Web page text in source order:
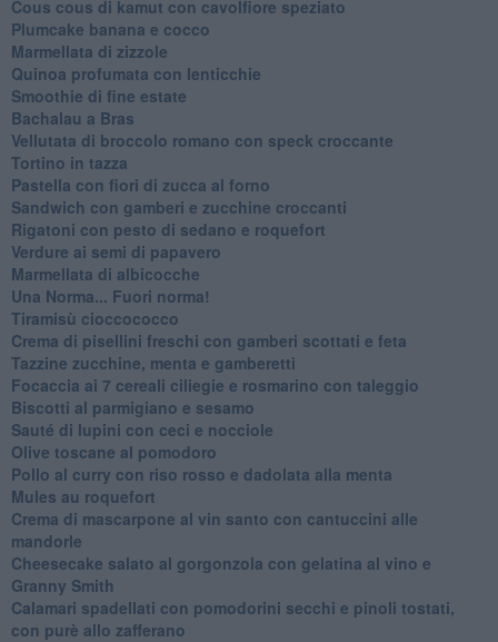
Cous cous di kamut con cavolfiore speziato
Plumcake banana e cocco
Marmellata di zizzole
Quinoa profumata con lenticchie
Smoothie di fine estate
Bachalau a Bras
Vellutata di broccolo romano con speck croccante
Tortino in tazza
Pastella con fiori di zucca al forno
Sandwich con gamberi e zucchine croccanti
Rigatoni con pesto di sedano e roquefort
Verdure ai semi di papavero
Marmellata di albicocche
Una Norma... Fuori norma!
Tiramisù cioccococco
Crema di pisellini freschi con gamberi scottati e feta
Tazzine zucchine, menta e gamberetti
Focaccia ai 7 cereali ciliegie e rosmarino con taleggio
Biscotti al parmigiano e sesamo
Sauté di lupini con ceci e nocciole
Olive toscane al pomodoro
Pollo al curry con riso rosso e dadolata alla menta
Mules au roquefort
Crema di mascarpone al vin santo con cantuccini alle
mandorle
Cheesecake salato al gorgonzola con gelatina al vino e
Granny Smith
Calamari spadellati con pomodorini secchi e pinoli tostati,
con purè allo zafferano